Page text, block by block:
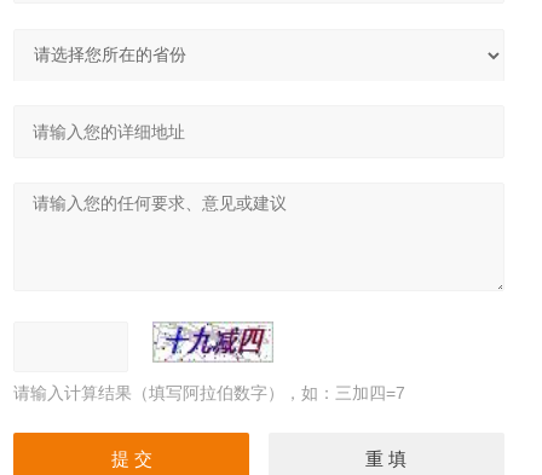
请输入计算结果（填写阿拉伯数字），如：三加四=7